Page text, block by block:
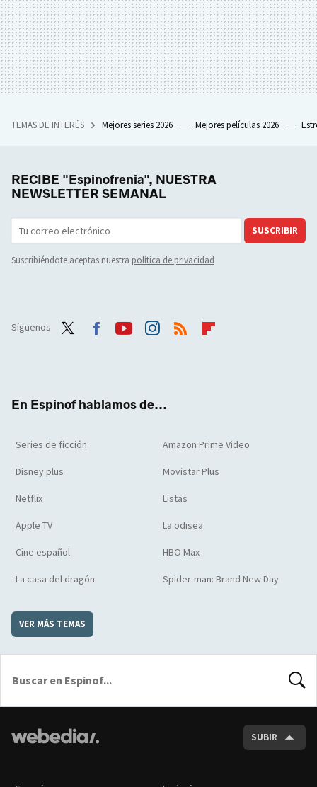
TEMAS DE INTERÉS Mejores series 2026 Mejores películas 2026
RECIBE "Espinofrenia", NUESTRA
NEWSLETTER SEMANAL
SUSCRIBIR
Suscribiéndote aceptas nuestra política de privacidad
Síguenos
En Espinof hablamos de...
Series de ficción Amazon Prime Video
Disney plus Movistar Plus
Netflix Listas
Apple TV La odisea
Cine español HBO Max
La casa del dragón Spider-man: Brand New Day
VER MÁS TEMAS
SUBIR